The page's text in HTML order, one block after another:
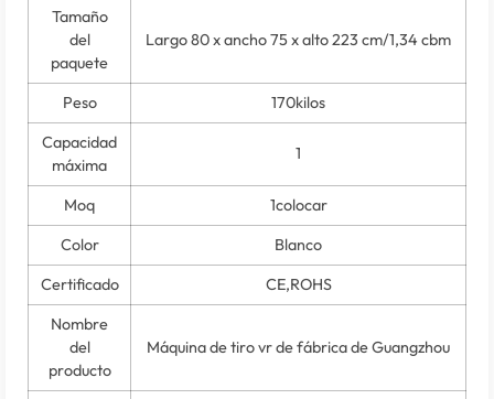
Tamaño
del
paquete
Largo 80 x ancho 75 x alto 223 cm/1,34 cbm
Peso
170kilos
Capacidad
máxima
1
Moq
1colocar
Color
Blanco
Certificado
CE,ROHS
Nombre
del
producto
Máquina de tiro vr de fábrica de Guangzhou